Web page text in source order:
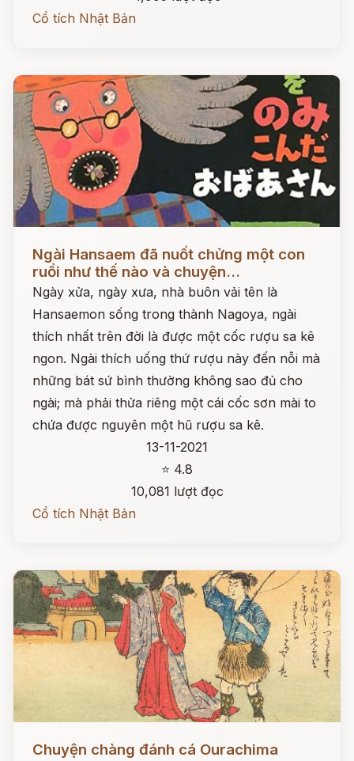
Cổ tích Nhật Bản
Ngài Hansaem đã nuốt chửng một con
ruồi như thế nào và chuyện...
Ngày xửa, ngày xưa, nhà buôn vải tên là
Hansaemon sống trong thành Nagoya, ngài
thích nhất trên đời là được một cốc rượu sa kê
ngon. Ngài thích uống thứ rượu này đến nỗi mà
những bát sứ bình thường không sao đủ cho
ngài; mà phải thửa riêng một cái cốc sơn mài to
chứa được nguyên một hũ rượu sa kê.
13-11-2021
⭐ 4.8
10,081 lượt đọc
Cổ tích Nhật Bản
Chuyện chàng đánh cá Ourachima